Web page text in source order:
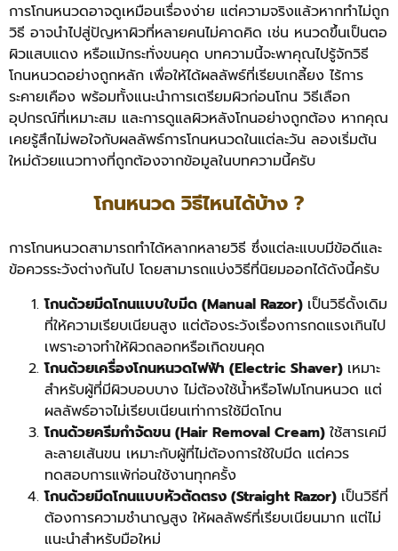
การโกนหนวดอาจดูเหมือนเรื่องง่าย แต่ความจริงแล้วหากทำไม่ถูก
วิธี อาจนำไปสู่ปัญหาผิวที่หลายคนไม่คาดคิด เช่น หนวดขึ้นเป็นตอ
ผิวแสบแดง หรือแม้กระทั่งขนคุด บทความนี้จะพาคุณไปรู้จักวิธี
โกนหนวดอย่างถูกหลัก เพื่อให้ได้ผลลัพธ์ที่เรียบเกลี้ยง ไร้การ
ระคายเคือง พร้อมทั้งแนะนำการเตรียมผิวก่อนโกน วิธีเลือก
อุปกรณ์ที่เหมาะสม และการดูแลผิวหลังโกนอย่างถูกต้อง หากคุณ
เคยรู้สึกไม่พอใจกับผลลัพธ์การโกนหนวดในแต่ละวัน ลองเริ่มต้น
ใหม่ด้วยแนวทางที่ถูกต้องจากข้อมูลในบทความนี้ครับ
โกนหนวด วิธีไหนได้บ้าง ?
การโกนหนวดสามารถทำได้หลากหลายวิธี ซึ่งแต่ละแบบมีข้อดีและ
ข้อควรระวังต่างกันไป โดยสามารถแบ่งวิธีที่นิยมออกได้ดังนี้ครับ
โกนด้วยมีดโกนแบบใบมีด (Manual Razor) เป็นวิธีดั้งเดิม
ที่ให้ความเรียบเนียนสูง แต่ต้องระวังเรื่องการกดแรงเกินไป
เพราะอาจทำให้ผิวถลอกหรือเกิดขนคุด
โกนด้วยเครื่องโกนหนวดไฟฟ้า (Electric Shaver) เหมาะ
สำหรับผู้ที่มีผิวบอบบาง ไม่ต้องใช้น้ำหรือโฟมโกนหนวด แต่
ผลลัพธ์อาจไม่เรียบเนียนเท่าการใช้มีดโกน
โกนด้วยครีมกำจัดขน (Hair Removal Cream) ใช้สารเคมี
ละลายเส้นขน เหมาะกับผู้ที่ไม่ต้องการใช้ใบมีด แต่ควร
ทดสอบการแพ้ก่อนใช้งานทุกครั้ง
โกนด้วยมีดโกนแบบหัวตัดตรง (Straight Razor) เป็นวิธีที่
ต้องการความชำนาญสูง ให้ผลลัพธ์ที่เรียบเนียนมาก แต่ไม่
แนะนำสำหรับมือใหม่